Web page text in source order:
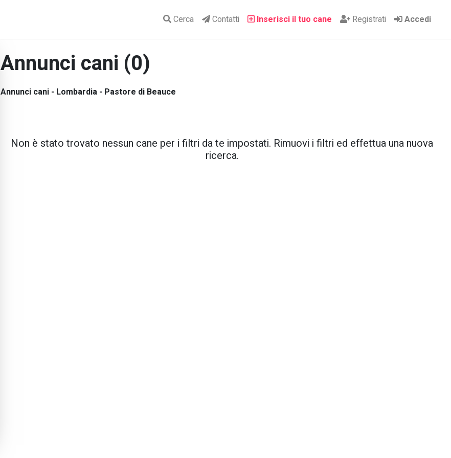
Cerca Contatti Inserisci il tuo cane Registrati Accedi
Annunci cani (0)
Annunci cani - Lombardia - Pastore di Beauce
Non è stato trovato nessun cane per i filtri da te impostati. Rimuovi i filtri ed effettua una nuova
ricerca.